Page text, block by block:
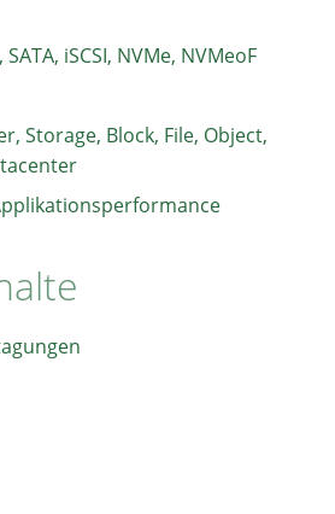
iSCSI, NVMe, NVMeoF
Storage, Block, File, Object,